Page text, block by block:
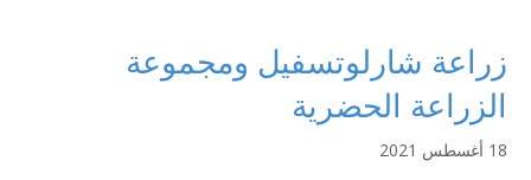
زراعة شارلوتسفيل ومجموعة
الزراعة الحضرية
18 أغسطس 2021